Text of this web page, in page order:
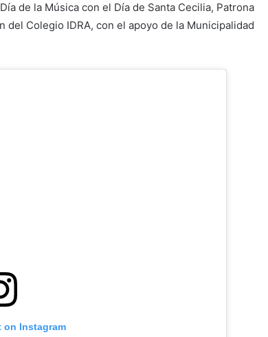
de la Música con el Día de Santa Cecilia, Patrona
Colegio IDRA, con el apoyo de la Municipalidad
on Instagram